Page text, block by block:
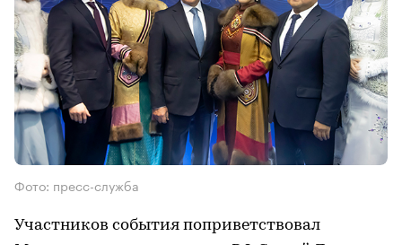
Фото: пресс-служба
Участников события поприветствовал